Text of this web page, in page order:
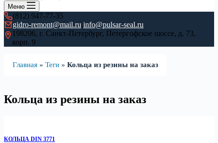
Меню
(812) 947-77-35
gidro-remont@mail.ru,info@pulsar-seal.ru
198206, г. Санкт-Петербург, Петергофское шоссе, д. 73,
корп. 9
Главная » Теги » Кольца из резины на заказ
Кольца из резины на заказ
КОЛЬЦА DIN 3771